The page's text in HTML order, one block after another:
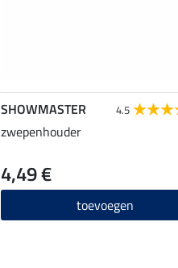
SHOWMASTER 4.5
zwepenhouder
4,49 €
toevoegen